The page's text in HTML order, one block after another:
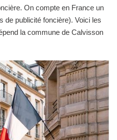
On compte en France un
de publicité foncière). Voici les
la commune de Calvisson